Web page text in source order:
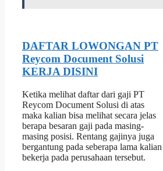
DAFTAR LOWONGAN PT
Reycom Document Solusi
KERJA DISINI
Ketika melihat daftar dari gaji PT
Reycom Document Solusi di atas
maka kalian bisa melihat secara jelas
berapa besaran gaji pada masing-
masing posisi. Rentang gajinya juga
bergantung pada seberapa lama kalian
bekerja pada perusahaan tersebut.